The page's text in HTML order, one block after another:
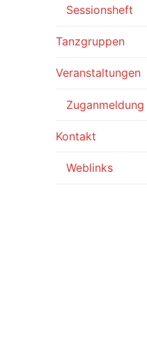
Sessionsheft
Tanzgruppen
Veranstaltungen
Zuganmeldung
Kontakt
Weblinks